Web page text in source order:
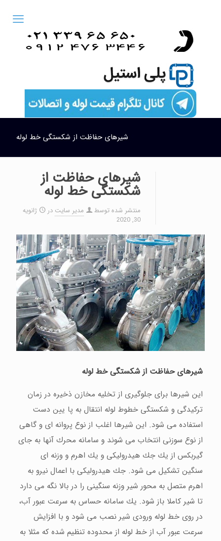
شیرهای حفاظت از شكستگی خط لوله
شیرهای حفاظت از
شكستگی خط لوله
منتشر شده توسط مدیر سایت در
ژانویه
30, 2020
شیرهای حفاظت از شكستگی خط لوله
این شیرها برای جلوگیری از تخلیه مخازن ذخیره در زمان
تركیدگی و شكستگی خطوط لوله انتقال به پا یین دست
استفاده می شود. این شیرها اغلب از نوع پروانه ای و گاهی
از نوع سوزنی انتخاب می شوند و سامانه محرك آنها به جای
گیربكس از یك جك هیدرولیكی و یك اهرم و وزنه ای
سنگین تشكیل می شود. جك هیدرولیكی با اعمال نیرو به
اهرم متصل به محور شیر وزنه سنگینی را در بالا نگه می دارد
تا شیر كاملا باز شود. یك سامانه حساس به سرعت عبور آب،
در روی خط لوله ورودی شیر نصب می شود و با افزایش
سرعت عبور آب از خط لوله از محدوده تنظیم شده كه مثلا به